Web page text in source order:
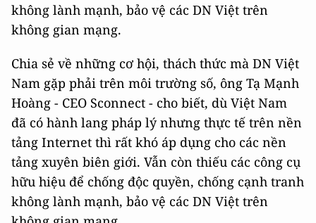
không lành mạnh, bảo vệ các DN Việt trên
không gian mạng.
Chia sẻ về những cơ hội, thách thức mà DN Việt
Nam gặp phải trên môi trường số, ông Tạ Mạnh
Hoàng - CEO Sconnect - cho biết, dù Việt Nam
đã có hành lang pháp lý nhưng thực tế trên nền
tảng Internet thì rất khó áp dụng cho các nền
tảng xuyên biên giới. Vẫn còn thiếu các công cụ
hữu hiệu để chống độc quyền, chống cạnh tranh
không lành mạnh, bảo vệ các DN Việt trên